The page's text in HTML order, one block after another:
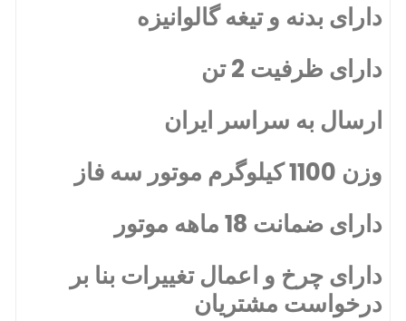
دارای بدنه و تیغه گالوانیزه
دارای ظرفیت 2 تن
ارسال به سراسر ایران
وزن 1100 کیلوگرم موتور سه فاز
دارای ضمانت 18 ماهه موتور
دارای چرخ و اعمال تغییرات بنا بر
درخواست مشتریان